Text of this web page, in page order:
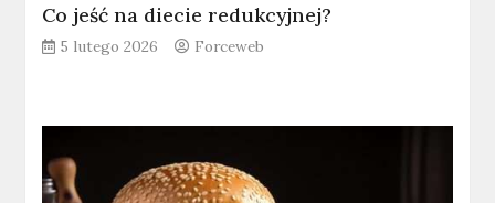
Co jeść na diecie redukcyjnej?
5 lutego 2026 Forceweb